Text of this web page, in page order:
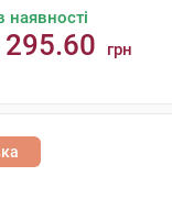
наявності
295.60 грн